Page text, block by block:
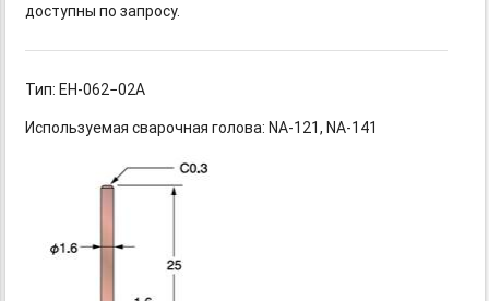
доступны по запросу.
Тип: ЕН-062−02А
Используемая сварочная голова:NA-121, NA-141